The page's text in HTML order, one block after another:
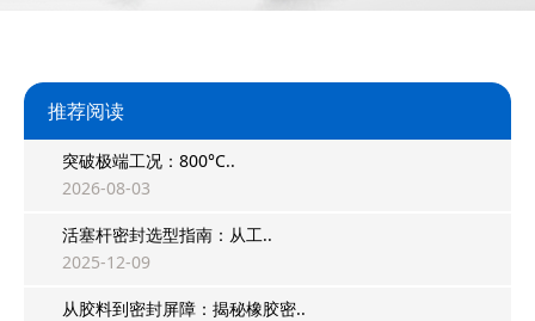
推荐阅读
突破极端工况：800°C..
2026-08-03
活塞杆密封选型指南：从工..
2025-12-09
从胶料到密封屏障：揭秘橡胶密..